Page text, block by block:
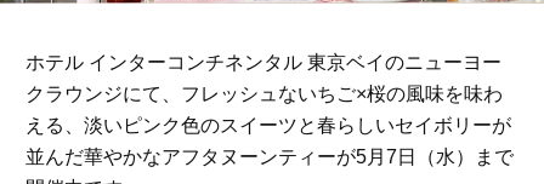
ホテル インターコンチネンタル 東京ベイのニューヨー
クラウンジにて、フレッシュないちご×桜の風味を味わ
える、淡いピンク色のスイーツと春らしいセイボリーが
並んだ華やかなアフタヌーンティーが5月7日（水）まで